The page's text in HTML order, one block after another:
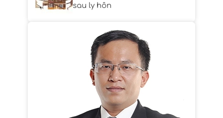
sau ly hôn